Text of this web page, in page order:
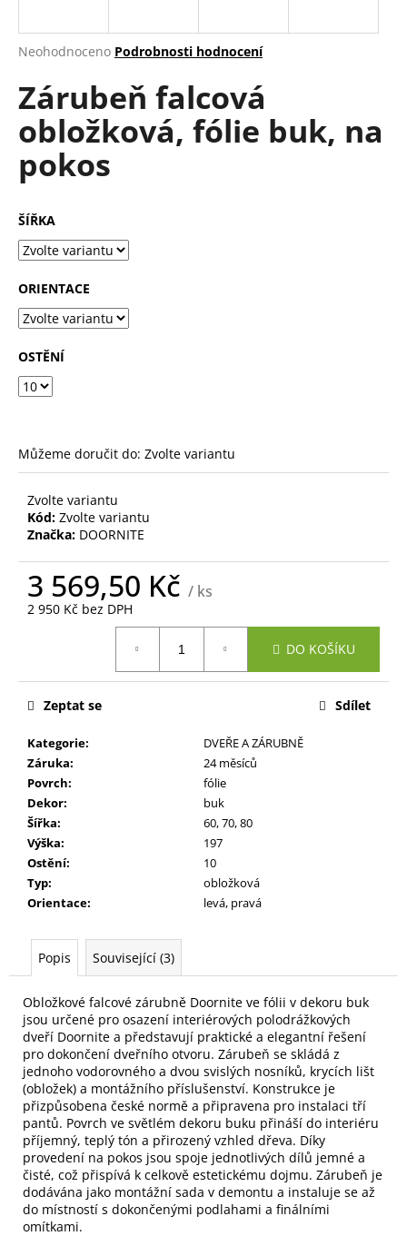
Průměrné
produktu
je
z
hvězdiček.
Neohodnoceno Podrobnosti hodnocení
Zárubeň falcová
obložková, fólie buk, na
pokos
ŠÍŘKA
ORIENTACE
OSTĚNÍ
Můžeme doručit do: Zvolte variantu
Zvolte variantu
Kód: Zvolte variantu
Značka: DOORNITE
3 569,50 Kč / ks
2 950 Kč bez DPH
DO KOŠÍKU
Kategorie:
DVEŘE A ZÁRUBNĚ
Záruka:
24 měsíců
Povrch:
fólie
Dekor:
buk
Šířka:
60, 70, 80
Výška:
197
Ostění:
10
Typ:
obložková
Orientace: levá, pravá
Zeptat se Sdílet
Popis Související (3)
Obložkové falcové zárubně Doornite ve fólii v dekoru buk
jsou určené pro osazení interiérových polodrážkových
dveří Doornite a představují praktické a elegantní řešení
pro dokončení dveřního otvoru. Zárubeň se skládá z
jednoho vodorovného a dvou svislých nosníků, krycích lišt
(obložek) a montážního příslušenství. Konstrukce je
přizpůsobena české normě a připravena pro instalaci tří
pantů. Povrch ve světlém dekoru buku přináší do interiéru
příjemný, teplý tón a přirozený vzhled dřeva. Díky
provedení na pokos jsou spoje jednotlivých dílů jemné a
čisté, což přispívá k celkově estetickému dojmu. Zárubeň je
dodávána jako montážní sada v demontu a instaluje se až
do místností s dokončenými podlahami a finálními
omítkami.
j
t
?
D
o
p
o
r
u
j
e
m
e